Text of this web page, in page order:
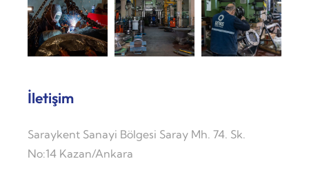
İletişim
Saraykent Sanayi Bölgesi Saray Mh. 74. Sk.
No:14 Kazan/Ankara